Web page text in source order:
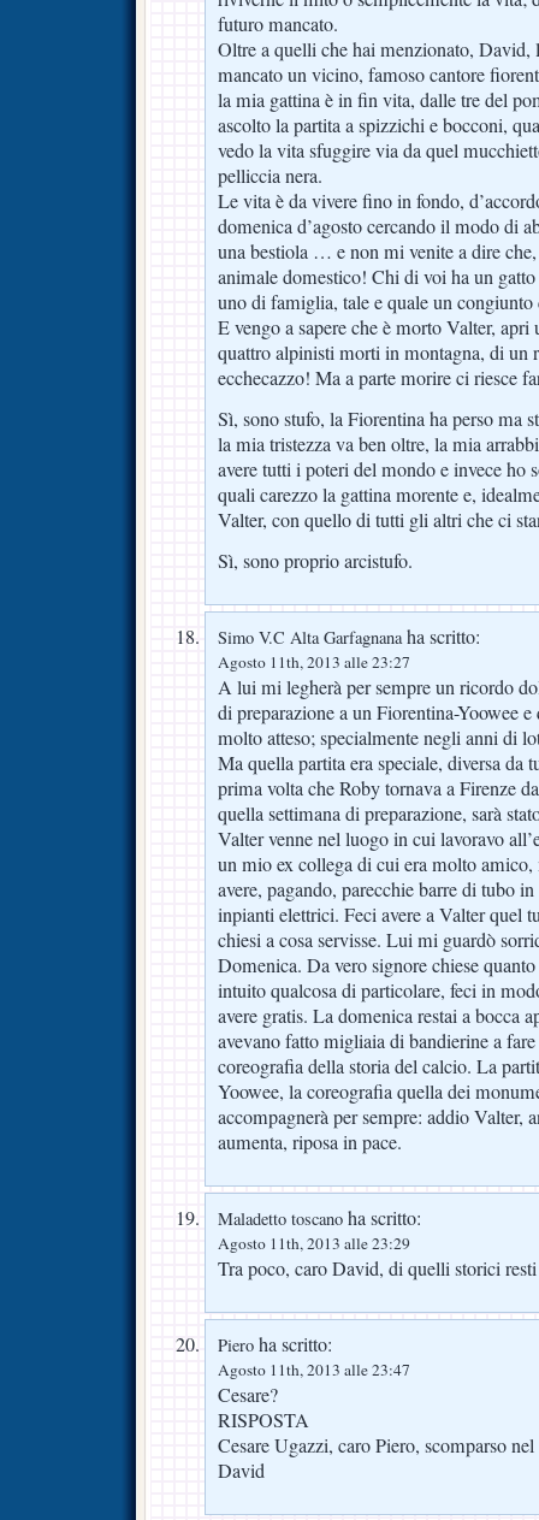
futuro mancato.
Oltre a quelli che hai menzionato, David,
mancato un vicino, famoso cantore
la mia gattina è in fin vita, dalle tre del
ascolto la partita a spizzichi e bocconi,
vedo la vita sfuggire via da quel
pelliccia nera.
Le vita è da vivere fino in fondo,
domenica d’agosto cercando il modo di
una bestiola … e non mi venite a dire
animale domestico! Chi di voi ha un gatto
uno di famiglia, tale e quale un congiunto
E vengo a sapere che è morto Valter,
quattro alpinisti morti in montagna, di un
ecchecazzo! Ma a parte morire ci riesce
Sì, sono stufo, la Fiorentina ha perso ma
la mia tristezza va ben oltre, la mia
avere tutti i poteri del mondo e invece ho
quali carezzo la gattina morente e,
Valter, con quello di tutti gli altri che ci
Sì, sono proprio arcistufo.
Simo V.C Alta Garfagnanaha scritto:
Agosto 11th, 2013 alle 23:27
A lui mi legherà per sempre un ricordo
di preparazione a un Fiorentina-Yoowee
molto atteso; specialmente negli anni di
Ma quella partita era speciale, diversa da
prima volta che Roby tornava a Firenze
quella settimana di preparazione, sarà
Valter venne nel luogo in cui lavoravo
un mio ex collega di cui era molto amico,
avere, pagando, parecchie barre di tubo
inpianti elettrici. Feci avere a Valter quel
chiesi a cosa servisse. Lui mi guardò
Domenica. Da vero signore chiese
intuito qualcosa di particolare, feci in
avere gratis. La domenica restai a bocca
avevano fatto migliaia di bandierine a
coreografia della storia del calcio. La
Yoowee, la coreografia quella dei
accompagnerà per sempre: addio Valter,
aumenta, riposa in pace.
Maladetto toscano ha scritto:
Agosto 11th, 2013 alle 23:29
Tra poco, caro David, di quelli storici
Piero ha scritto:
Agosto 11th, 2013 alle 23:47
Cesare?
RISPOSTA
Cesare Ugazzi, caro Piero, scomparso
David